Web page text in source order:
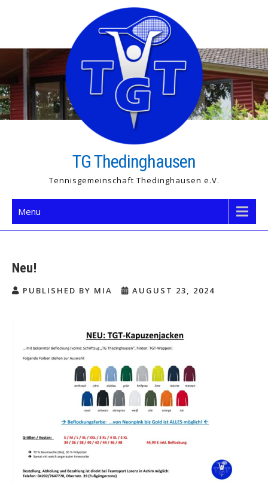
TG Thedinghausen
Tennisgemeinschaft Thedinghausen e.V.
Menu
Neu!
PUBLISHED BY MIA AUGUST 23, 2024